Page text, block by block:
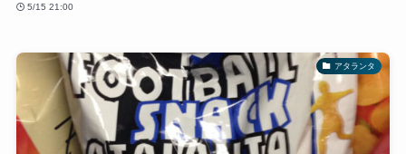
5/15 21:00
アタランタ